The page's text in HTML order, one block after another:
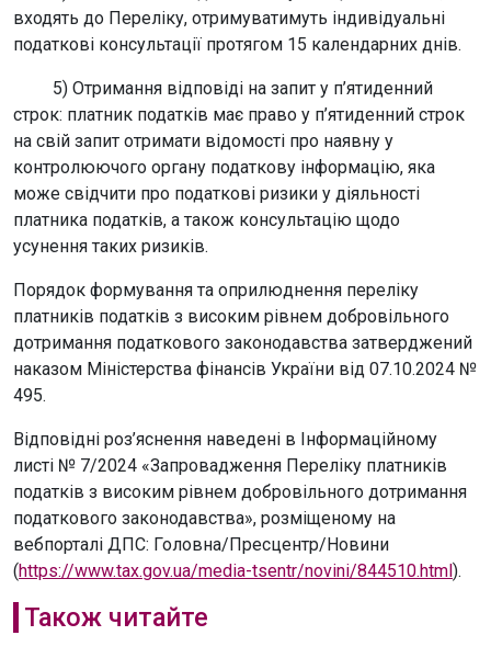
входять до Переліку, отримуватимуть індивідуальні
податкові консультації протягом 15 календарних днів.
5) Отримання відповіді на запит у п’ятиденний
строк: платник податків має право у п’ятиденний строк
на свій запит отримати відомості про наявну у
контролюючого органу податкову інформацію, яка
може свідчити про податкові ризики у діяльності
платника податків, а також консультацію щодо
усунення таких ризиків.
Порядок формування та оприлюднення переліку
платників податків з високим рівнем добровільного
дотримання податкового законодавства затверджений
наказом Міністерства фінансів України від 07.10.2024 №
495.
Відповідні роз’яснення наведені в Інформаційному
листі № 7/2024 «Запровадження Переліку платників
податків з високим рівнем добровільного дотримання
податкового законодавства», розміщеному на
вебпорталі ДПС: Головна/Пресцентр/Новини
(https://www.tax.gov.ua/media-tsentr/novini/844510.html).
Також читайте